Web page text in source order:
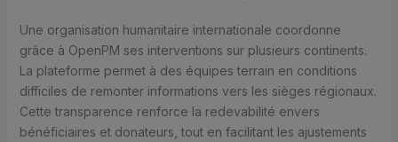
Une organisation humanitaire internationale coordonne
grâce à OpenPM ses interventions sur plusieurs continents.
La plateforme permet à des équipes terrain en conditions
difficiles de remonter informations vers les sièges régionaux.
Cette transparence renforce la redevabilité envers
bénéficiaires et donateurs, tout en facilitant les ajustements